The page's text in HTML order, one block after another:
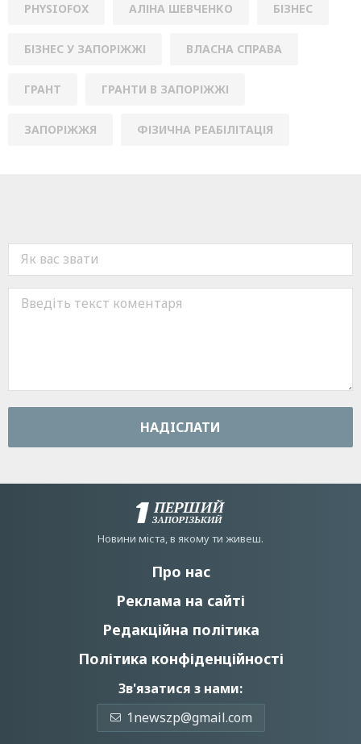
PHYSIOFOX АЛІНА ШЕВЧЕНКО БІЗНЕС
БІЗНЕС У ЗАПОРІЖЖІ ВЛАСНА СПРАВА
ГРАНТ ГРАНТИ В ЗАПОРІЖЖІ
ЗАПОРІЖЖЯ ФІЗИЧНА РЕАБІЛІТАЦІЯ
НАДIСЛАТИ
Новини мiста, в якому ти живеш.
Про нас
Реклама на сайті
Редакційна політика
Політика конфіденційності
Зв'язатися з нами:
1newszp@gmail.com